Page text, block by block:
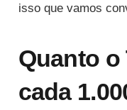
isso que vamos
Quanto o
cada